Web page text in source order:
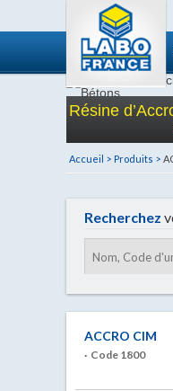
Résine
Accueil > Produits >
Recherchez
ACCRO CIM
· Code 1800